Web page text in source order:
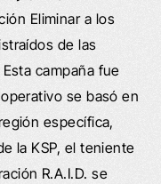
Eliminar a los
de las
campaña fue
se basó en
específica,
la KSP, el teniente
R.A.I.D. se